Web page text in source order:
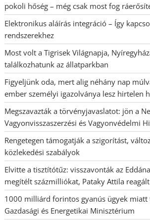
pokoli hőség – még csak most fog
Elektronikus aláírás integráció – Így
rendszerekhez
Most volt a Tigrisek Világnapja,
találkozhatunk az állatparkban
Figyeljünk oda, mert alig néhány nap
ember személyi igazolványa lesz hirtelen
Megszavazták a törvényjavaslatot: jön a
Vagyonvisszaszerzési és Vagyonvédelmi
Rengetegen támogatják a szigorítást,
közlekedési szabályok
Elvitte a tisztítótűz: visszavonták az
megítélt százmilliókat, Pataky Attila
1000 milliárd forintos gyanús ügyek miatt
Gazdasági és Energetikai Minisztérium